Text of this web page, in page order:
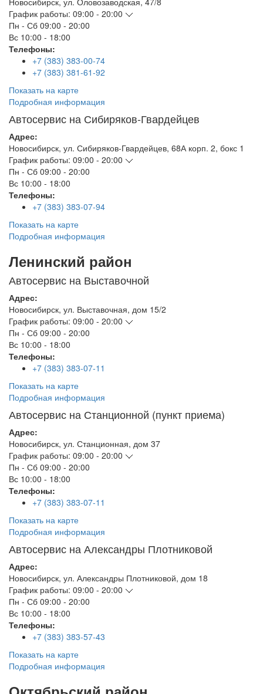
График работы: 09:00 - 20:00
Пн - Сб 09:00 - 20:00
Вс 10:00 - 18:00
Телефоны:
+7 (383) 383-00-74
+7 (383) 381-61-92
Показать на карте
Подробная информация
Автосервис на Сибиряков-Гвардейцев
Адрес:
Новосибирск, ул. Сибиряков-Гвардейцев, 68А корп. 2, бокс 1
График работы: 09:00 - 20:00
Пн - Сб 09:00 - 20:00
Вс 10:00 - 18:00
Телефоны:
+7 (383) 383-07-94
Показать на карте
Подробная информация
Ленинский район
Автосервис на Выставочной
Адрес:
Новосибирск, ул. Выставочная, дом 15/2
График работы: 09:00 - 20:00
Пн - Сб 09:00 - 20:00
Вс 10:00 - 18:00
Телефоны:
+7 (383) 383-07-11
Показать на карте
Подробная информация
Автосервис на Станционной (пункт приема)
Адрес:
Новосибирск, ул. Станционная, дом 37
График работы: 09:00 - 20:00
Пн - Сб 09:00 - 20:00
Вс 10:00 - 18:00
Телефоны:
+7 (383) 383-07-11
Показать на карте
Подробная информация
Автосервис на Александры Плотниковой
Адрес:
Новосибирск, ул. Александры Плотниковой, дом 18
График работы: 09:00 - 20:00
Пн - Сб 09:00 - 20:00
Вс 10:00 - 18:00
Телефоны:
+7 (383) 383-57-43
Показать на карте
Подробная информация